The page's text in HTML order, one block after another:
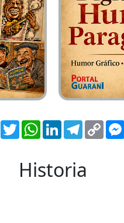
Facebook
TwitterWhatsApp
LinkedInTelegram
Copy
Link
Historia